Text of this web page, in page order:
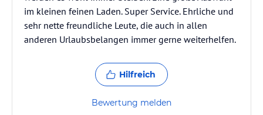
im kleinen feinen Laden. Super Service. Ehrliche und
sehr nette freundliche Leute, die auch in allen
anderen Urlaubsbelangen immer gerne weiterhelfen.
Hilfreich
Bewertung melden